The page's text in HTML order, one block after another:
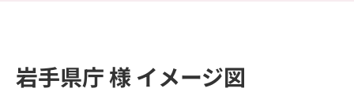
岩手県庁 様 イメージ図